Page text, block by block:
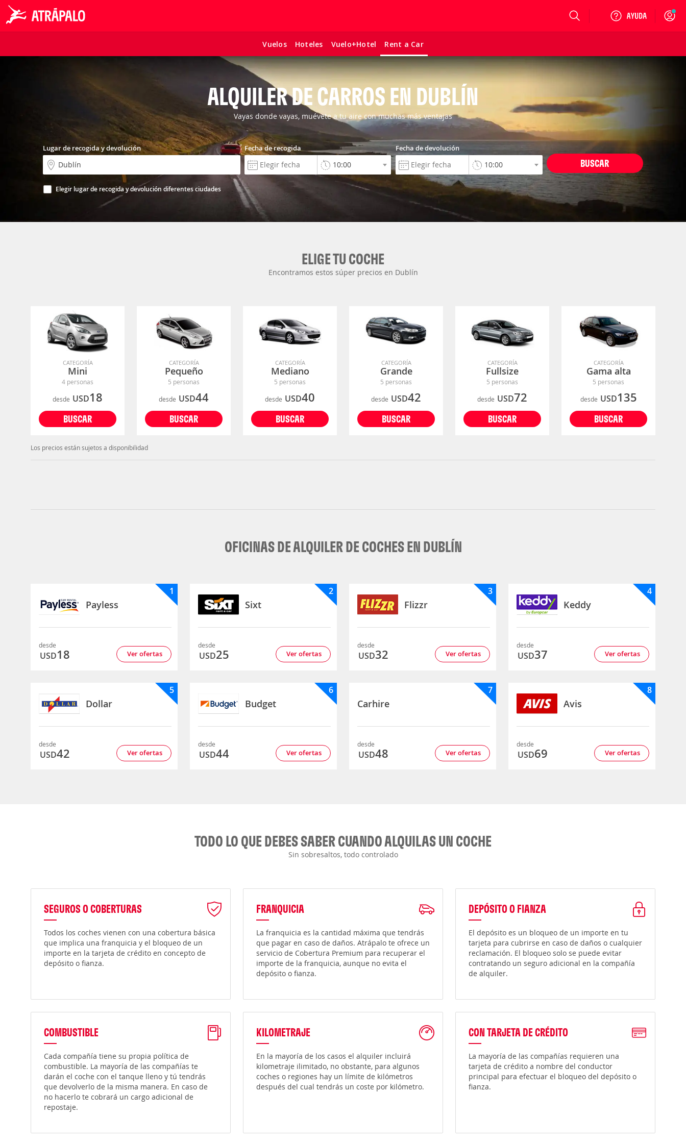
Vuelos Hoteles Vuelo+Hotel Rent a Car
Login
ALQUILER DE CARROS EN DUBLÍN
Vayas donde vayas, muévete a tu aire con muchas más ventajas
Lugar de recogida y devolución
Elegir lugar de recogida y devolución diferentes ciudades
Fecha de recogida Fecha de devolución
BUSCAR
ELIGE TU COCHE
Encontramos estos súper precios en Dublín
CATEGORÍA
Mini
4 personas
desde USD18
BUSCAR
CATEGORÍA
Pequeño
5 personas
desde USD44
BUSCAR
CATEGORÍA
Mediano
5 personas
desde USD40
BUSCAR
CATEGORÍA
Grande
5 personas
desde USD42
BUSCAR
CATEGORÍA
Fullsize
5 personas
desde USD72
BUSCAR
CATEGORÍA
Gama alta
5 personas
desde USD135
BUSCAR
Los precios están sujetos a disponibilidad
OFICINAS DE ALQUILER DE COCHES EN DUBLÍN
Payless
1
desde
USD18 Ver ofertas
Sixt
2
desde
USD25 Ver ofertas
Flizzr
3
desde
USD32 Ver ofertas
Keddy
4
desde
USD37 Ver ofertas
Dollar
5
desde
USD42 Ver ofertas
Budget
6
desde
USD44 Ver ofertas
Carhire
7
desde
USD48 Ver ofertas
Avis
8
desde
USD69 Ver ofertas
TODO LO QUE DEBES SABER CUANDO ALQUILAS UN COCHE
Sin sobresaltos, todo controlado
SEGUROS O COBERTURAS
Todos los coches vienen con una cobertura básica
que implica una franquicia y el bloqueo de un
importe en la tarjeta de crédito en concepto de
depósito o fianza.
FRANQUICIA
La franquicia es la cantidad máxima que tendrás
que pagar en caso de daños. Atrápalo te ofrece un
servicio de Cobertura Premium para recuperar el
importe de la franquicia, aunque no evita el
depósito o fianza.
DEPÓSITO O FIANZA
El depósito es un bloqueo de un importe en tu
tarjeta para cubrirse en caso de daños o cualquier
reclamación. El bloqueo solo se puede evitar
contratando un seguro adicional en la compañía
de alquiler.
COMBUSTIBLE
Cada compañía tiene su propia política de
combustible. La mayoría de las compañías te
darán el coche con el tanque lleno y tú tendrás
que devolverlo de la misma manera. En caso de
no hacerlo te cobrará un cargo adicional de
repostaje.
KILOMETRAJE
En la mayoría de los casos el alquiler incluirá
kilometraje ilimitado, no obstante, para algunos
coches o regiones hay un límite de kilómetros
después del cual tendrás un coste por kilómetro.
CON TARJETA DE CRÉDITO
La mayoría de las compañías requieren una
tarjeta de crédito a nombre del conductor
principal para efectuar el bloqueo del depósito o
fianza.